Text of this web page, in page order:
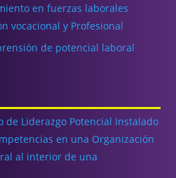
en fuerzas laborales
vocacional y Profesional
de potencial laboral
de Liderazgo Potencial Instalado
en una Organización
al interior de una